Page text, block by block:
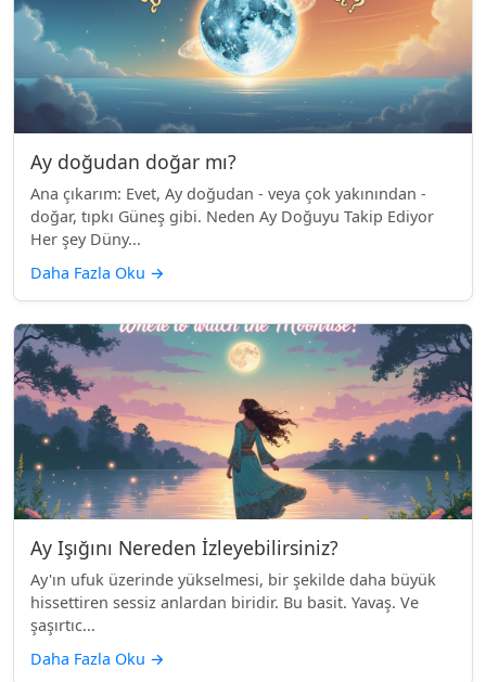
Ay doğudan doğar mı?
Ana çıkarım: Evet, Ay doğudan - veya çok yakınından -
doğar, tıpkı Güneş gibi. Neden Ay Doğuyu Takip Ediyor
Her şey Düny...
Daha Fazla Oku →
Ay Işığını Nereden İzleyebilirsiniz?
Ay'ın ufuk üzerinde yükselmesi, bir şekilde daha büyük
hissettiren sessiz anlardan biridir. Bu basit. Yavaş. Ve
şaşırtıc...
Daha Fazla Oku →